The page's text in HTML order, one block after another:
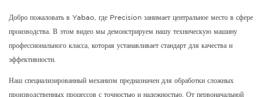
Добро пожаловать в Yabao, где Precision занимает центральное место в сфере
производства. В этом видео мы демонстрируем нашу техническую машину
профессионального класса, которая устанавливает стандарт для качества и
эффективности.
Наш специализированный механизм предназначен для обработки сложных
производственных процессов с точностью и надежностью. От первоначальной